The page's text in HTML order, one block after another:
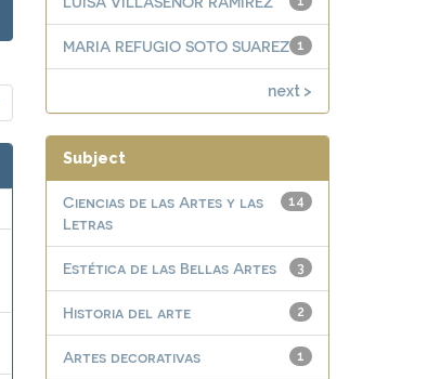
1
MARIA REFUGIO SOTO SUAREZ
next >
Subject
14
Ciencias de las Artes y las
Letras
3
Estética de las Bellas Artes
2
Historia del arte
1
Artes decorativas